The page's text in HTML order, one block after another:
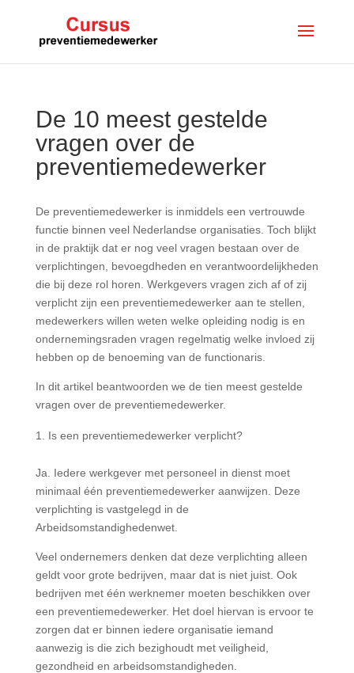
De 10 meest gestelde
vragen over de
preventiemedewerker
De preventiemedewerker is inmiddels een vertrouwde
functie binnen veel Nederlandse organisaties. Toch blijkt
in de praktijk dat er nog veel vragen bestaan over de
verplichtingen, bevoegdheden en verantwoordelijkheden
die bij deze rol horen. Werkgevers vragen zich af of zij
verplicht zijn een preventiemedewerker aan te stellen,
medewerkers willen weten welke opleiding nodig is en
ondernemingsraden vragen regelmatig welke invloed zij
hebben op de benoeming van de functionaris.
In dit artikel beantwoorden we de tien meest gestelde
vragen over de preventiemedewerker.
Is een preventiemedewerker verplicht?
Ja. Iedere werkgever met personeel in dienst moet
minimaal één preventiemedewerker aanwijzen. Deze
verplichting is vastgelegd in de
Arbeidsomstandighedenwet.
Veel ondernemers denken dat deze verplichting alleen
geldt voor grote bedrijven, maar dat is niet juist. Ook
bedrijven met één werknemer moeten beschikken over
een preventiemedewerker. Het doel hiervan is ervoor te
zorgen dat er binnen iedere organisatie iemand
aanwezig is die zich bezighoudt met veiligheid,
gezondheid en arbeidsomstandigheden.